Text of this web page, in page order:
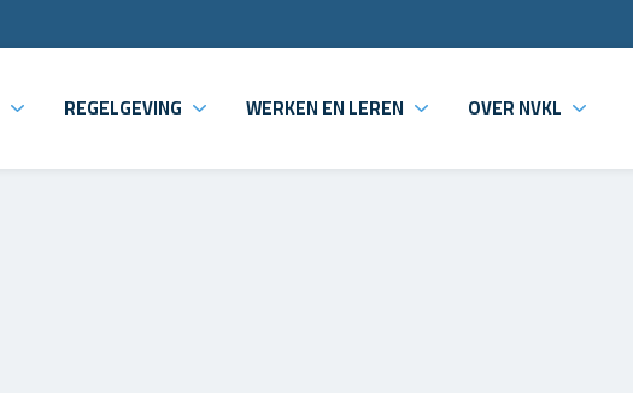
REGELGEVING WERKEN EN LEREN OVER NVKL